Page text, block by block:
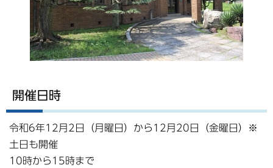
開催日時
令和6年12月2日（月曜日）から12月20日（金曜日）※
土日も開催
10時から15時まで